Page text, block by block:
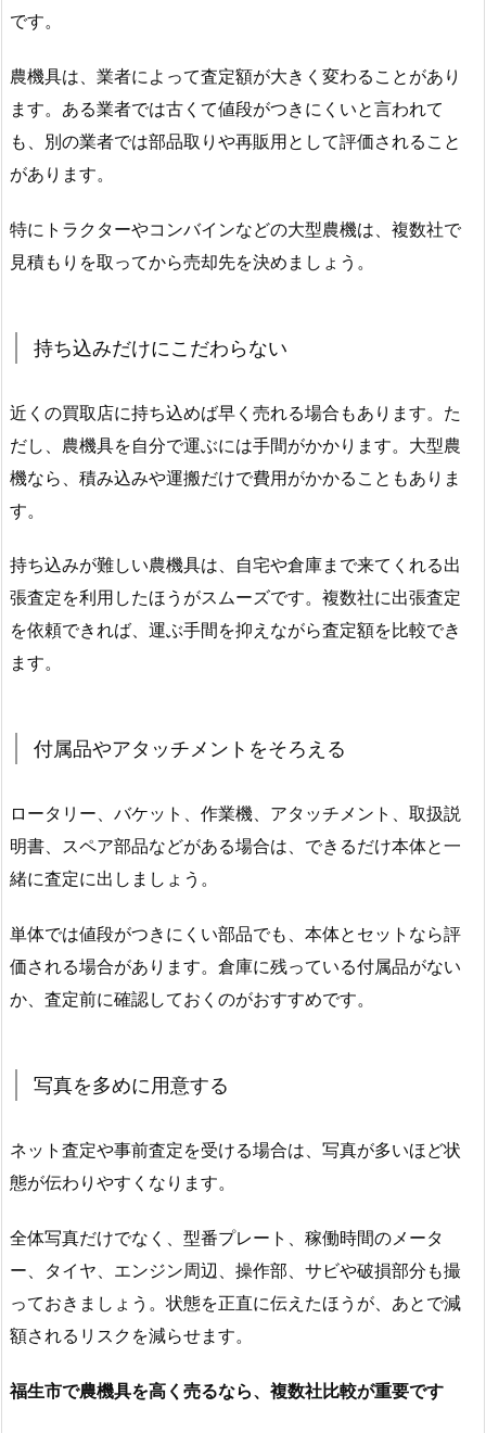
です。
農機具は、業者によって査定額が大きく変わることがあり
ます。ある業者では古くて値段がつきにくいと言われて
も、別の業者では部品取りや再販用として評価されること
があります。
特にトラクターやコンバインなどの大型農機は、複数社で
見積もりを取ってから売却先を決めましょう。
持ち込みだけにこだわらない
近くの買取店に持ち込めば早く売れる場合もあります。た
だし、農機具を自分で運ぶには手間がかかります。大型農
機なら、積み込みや運搬だけで費用がかかることもありま
す。
持ち込みが難しい農機具は、自宅や倉庫まで来てくれる出
張査定を利用したほうがスムーズです。複数社に出張査定
を依頼できれば、運ぶ手間を抑えながら査定額を比較でき
ます。
付属品やアタッチメントをそろえる
ロータリー、バケット、作業機、アタッチメント、取扱説
明書、スペア部品などがある場合は、できるだけ本体と一
緒に査定に出しましょう。
単体では値段がつきにくい部品でも、本体とセットなら評
価される場合があります。倉庫に残っている付属品がない
か、査定前に確認しておくのがおすすめです。
写真を多めに用意する
ネット査定や事前査定を受ける場合は、写真が多いほど状
態が伝わりやすくなります。
全体写真だけでなく、型番プレート、稼働時間のメータ
ー、タイヤ、エンジン周辺、操作部、サビや破損部分も撮
っておきましょう。状態を正直に伝えたほうが、あとで減
額されるリスクを減らせます。
福生市で農機具を高く売るなら、複数社比較が重要です